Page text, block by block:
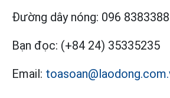
Đường dây nóng: 096 8383388
Bạn đọc: (+84 24) 35335235
Email: